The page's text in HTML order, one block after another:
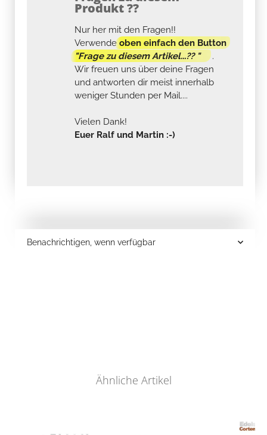
Produkt ??
Nur her mit den Fragen!!
Verwendeoben einfach den Button
"Frage zu diesem Artikel...?? "
.
Wir freuen uns über deine Fragen
und antworten dir meist innerhalb
weniger Stunden per Mail....
Vielen Dank!
Euer Ralf und Martin :-)
Benachrichtigen, wenn verfügbar
Ähnliche Artikel